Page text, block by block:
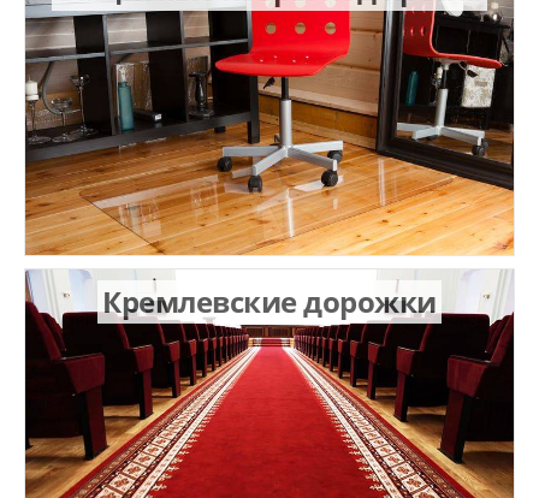
Кремлевские дорожки